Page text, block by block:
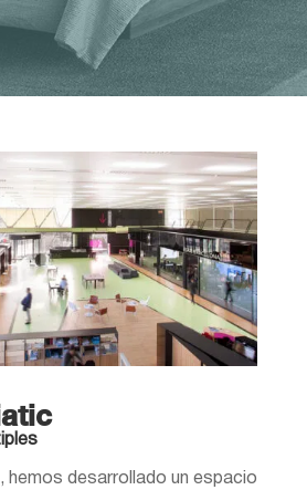
hemos desarrollado un espacio